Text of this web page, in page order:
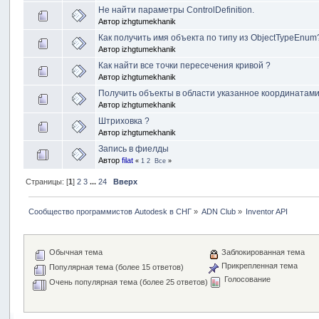
Не найти параметры ControlDefinition.
Авторizhgtumekhanik
Как получить имя объекта по типу из
Авторizhgtumekhanik
Как найти все точки пересечения кривой ?
Авторizhgtumekhanik
Получить объекты в области указанное
Авторizhgtumekhanik
Штриховка ?
Авторizhgtumekhanik
Запись в фиелды
Авторfilat « 1 2 Все »
Страницы: [1] 2 3 ... 24 Вверх
Сообщество программистов Autodesk в СНГ» ADN Club » Inventor API
Обычная тема
Популярная тема (более 15 ответов)
Очень популярная тема (более 25 ответов)
Заблокированная тема
Прикрепленная тема
Голосование